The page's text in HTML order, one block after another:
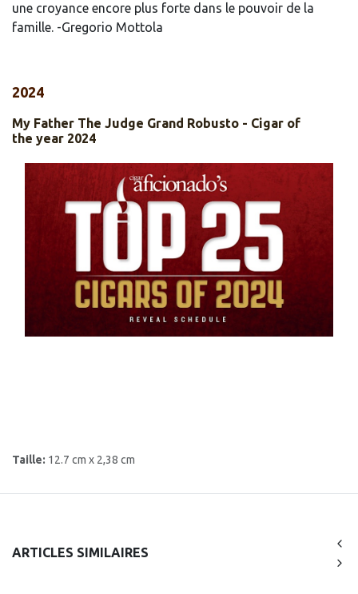
une croyance encore plus forte dans le pouvoir de la
famille. -Gregorio Mottola
2024
My Father The Judge Grand Robusto - Cigar of
the year 2024
Taille: 12.7 cm x 2,38 cm
ARTICLES SIMILAIRES